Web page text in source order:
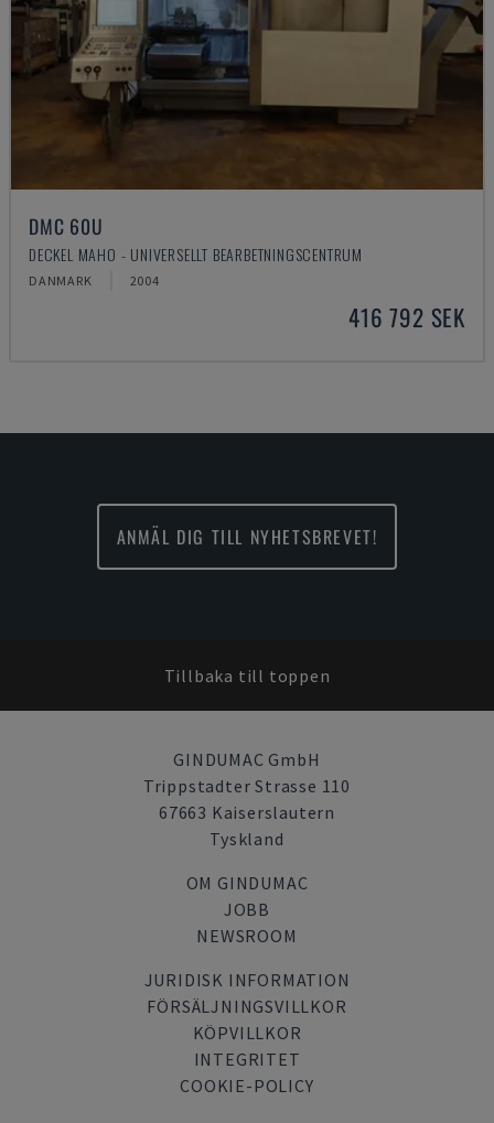
DMC 60U
DECKEL MAHO - UNIVERSELLT BEARBETNINGSCENTRUM
DANMARK 2004
416 792 SEK
ANMÄL DIG TILL NYHETSBREVET!
Tillbaka till toppen
GINDUMAC GmbH
Trippstadter Strasse 110
67663 Kaiserslautern
Tyskland
OM GINDUMAC
JOBB
NEWSROOM
JURIDISK INFORMATION
FÖRSÄLJNINGSVILLKOR
KÖPVILLKOR
INTEGRITET
COOKIE-POLICY